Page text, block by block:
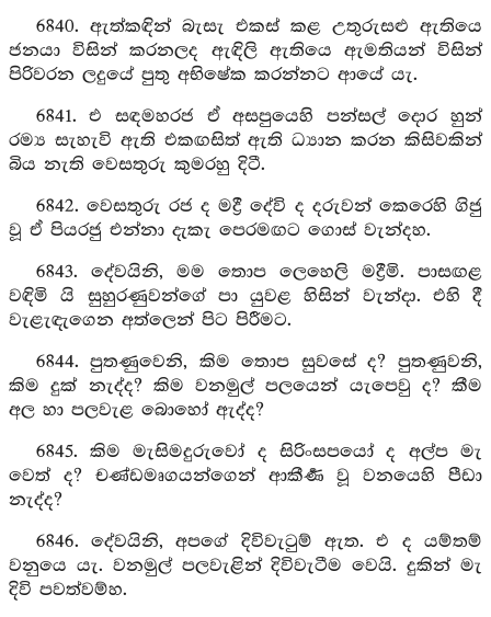
6840. ඇත්කඳින් බැසැ එකස් කළ උතුරුසළු ඇතියෙ
ජනයා විසින් කරනලද ඇඳිලි ඇතියෙ ඇමතියන් විසින්
පිරිවරන ලදුයේ පුතු අභිෂේක කරන්නට ආයේ යැ.
6841. එ සඳමහරජ ඒ අසපුයෙහි පන්සල් දොර හුන්
රම්‍ය සැහැවි ඇති එකඟසිත් ඇති ධ්‍යාන කරන කිසිවකින්
බිය නැති වෙසතුරු කුමරහු දිටී.
6842. වෙසතුරු රජ ද මද්‍රී දේවි ද දරුවන් කෙරෙහි ගිජු
වූ ඒ පියරජු එන්නා දැකැ පෙරමඟට ගොස් වැන්දහ.
6843. දේවයිනි, මම තොප ලෙහෙලි මද්‍රීමි. පාසඟළ
වඳිමි යි සුහුරණුවන්ගේ පා යුවළ හිසින් වැන්දා. එහි දී
වැළැඳැගෙන අත්ලෙන් පිට පිරීමට.
6844. පුතණුවෙනි, කිම තොප සුවසේ ද? පුතණුවනි,
කිම දුක් නැද්ද? කිම වනමුල් පලයෙන් යැපෙවු ද? කීම
අල හා පලවැළ බොහෝ ඇද්ද?
6845. කිම මැසිමදුරුවෝ ද සිරිංසපයෝ ද අල්ප මැ
වෙත් ද? චණ්ඩමෘගයන්ගෙන් ආකීර්‍ණ වූ වනයෙහි පීඩා
නැද්ද?
6846. දේවයිනි, අපගේ දිවිවැටුම් ඇත. එ ද යම්තම්
වනුයෙ යැ. වනමුල් පලවැළින් දිවිවැටීම වෙයි. දුකින් මැ
දිවි පවත්වම්හ.